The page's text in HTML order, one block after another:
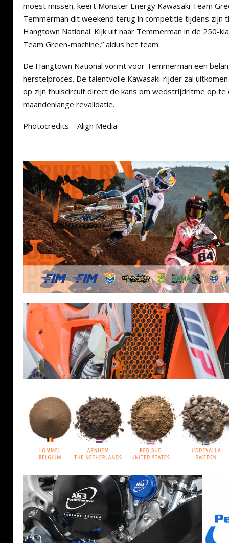
moest missen, keert Monster Energy Kawasaki Team
Temmerman dit weekend terug in competitie tijdens zijn
Hangtown National. Kijk uit naar Temmerman in de 250-
Team Green-machine,” aldus het team.
De Hangtown National vormt voor Temmerman een
herstelproces. De talentvolle Kawasaki-rijder zal
op zijn thuiscircuit direct de kans om wedstrijdritme op te
maandenlange revalidatie.
Photocredits – Align Media